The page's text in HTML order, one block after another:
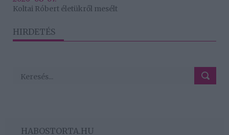
Koltai Róbert életükről mesélt
HIRDETÉS
HABOSTORTA.HU